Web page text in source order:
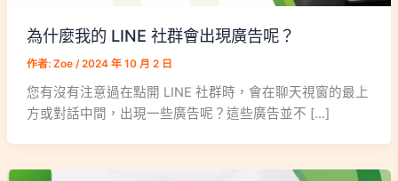
為什麼我的 LINE 社群會出現廣告呢？
作者: Zoe /2024 年 10 月 2 日
您有沒有注意過在點開 LINE 社群時，會在聊天視窗的最上
方或對話中間，出現一些廣告呢？這些廣告並不 […]